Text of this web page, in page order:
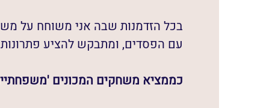
בכל הזדמנות שבה אני משוחח על
עם הפסדים, ומתבקש להציע
כממציא משחקים המכונים 'משפחתיים', יש לי אכן את 10